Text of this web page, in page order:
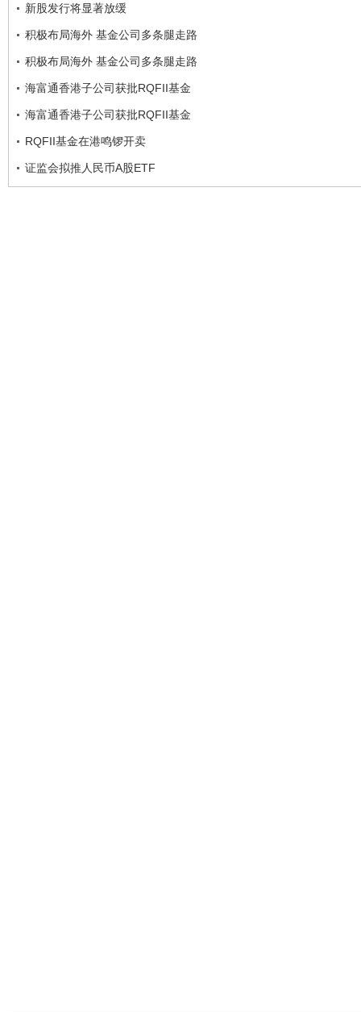
新股发行将显著放缓
积极布局海外 基金公司多条腿走路
积极布局海外 基金公司多条腿走路
海富通香港子公司获批RQFII基金
海富通香港子公司获批RQFII基金
RQFII基金在港鸣锣开卖
证监会拟推人民币A股ETF